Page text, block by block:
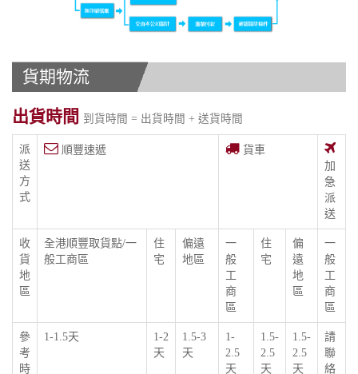
貨期物流
出貨時間 到貨時間 = 出貨時間 + 送貨時間
派
送
方
式
順豐速遞
貨車
加
急
派
送
收
貨
地
區
全港順豐取貨點/一
般工商區
住
宅
偏遠
地區
一
般
工
商
區
住
宅
偏
遠
地
區
一
般
工
商
區
參
考
時
1-1.5天
1-2
天
1.5-3
天
1-
2.5
天
1.5-
2.5
天
1.5-
2.5
天
請
聯
絡